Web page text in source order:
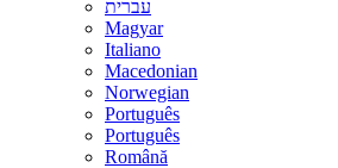
עברית
Magyar
Italiano
Macedonian
Norwegian
Português
Português
Română